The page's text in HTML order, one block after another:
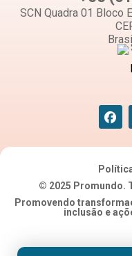
SCN Quadra 01 Bloco
© 2025 Promundo.
Promovendo
inclusão e